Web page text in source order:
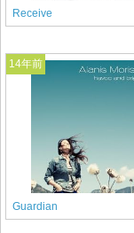
Receive
14年前
Guardian